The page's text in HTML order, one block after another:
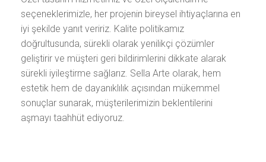
seçeneklerimizle, her projenin bireysel ihtiyaçlarına en
iyi şekilde yanıt veririz. Kalite politikamız
doğrultusunda, sürekli olarak yenilikçi çözümler
geliştirir ve müşteri geri bildirimlerini dikkate alarak
sürekli iyileştirme sağlarız. Sella Arte olarak, hem
estetik hem de dayanıklılık açısından mükemmel
sonuçlar sunarak, müşterilerimizin beklentilerini
aşmayı taahhüt ediyoruz.